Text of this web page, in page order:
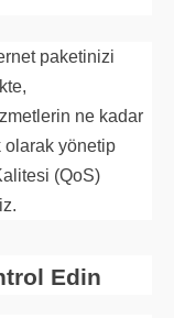
paketinizi
ne kadar
olarak yönetip
(QoS)
Edin